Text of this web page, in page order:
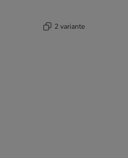
2 variante